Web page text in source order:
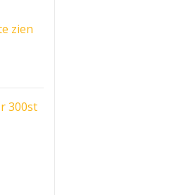
zien
Halvamel FV 6x930ml pak